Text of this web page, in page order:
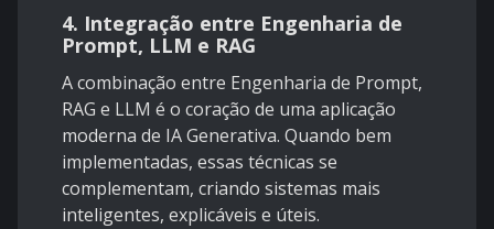
4. Integração entre Engenharia de
Prompt, LLM e RAG
A combinação entre Engenharia de Prompt,
RAG e LLM é o coração de uma aplicação
moderna de IA Generativa. Quando bem
implementadas, essas técnicas se
complementam, criando sistemas mais
inteligentes, explicáveis e úteis.